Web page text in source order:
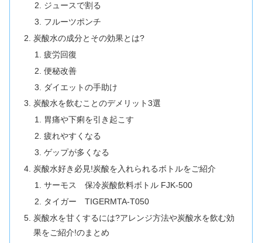
ジュースで割る
フルーツポンチ
炭酸水の成分とその効果とは?
疲労回復
便秘改善
ダイエットの手助け
炭酸水を飲むことのデメリット3選
胃痛や下痢を引き起こす
疲れやすくなる
ゲップが多くなる
炭酸水好き必見!炭酸を入れられるボトルをご紹介
サーモス 保冷炭酸飲料ボトル FJK-500
タイガー TIGERMTA-T050
炭酸水を甘くするには?アレンジ方法や炭酸水を飲む効
果をご紹介!のまとめ